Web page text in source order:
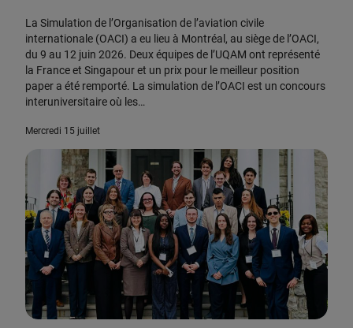
La Simulation de l’Organisation de l’aviation civile
internationale (OACI) a eu lieu à Montréal, au siège de l’OACI,
du 9 au 12 juin 2026. Deux équipes de l’UQAM ont représenté
la France et Singapour et un prix pour le meilleur position
paper a été remporté. La simulation de l’OACI est un concours
interuniversitaire où les…
mercredi 15 juillet